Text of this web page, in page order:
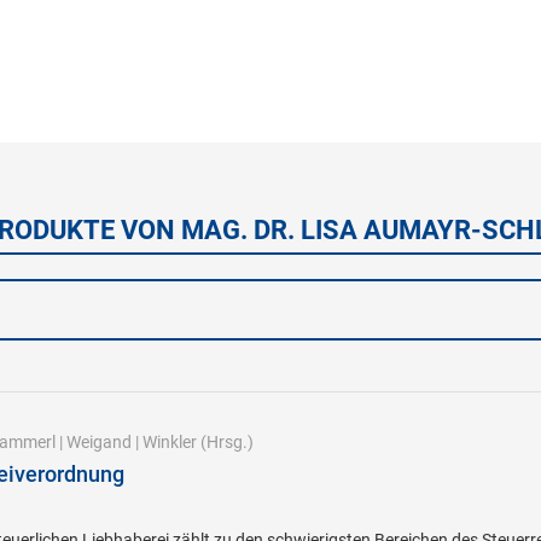
VON MAG. DR. LISA AUMAYR-
| Weigand | Winkler(Hrsg.)